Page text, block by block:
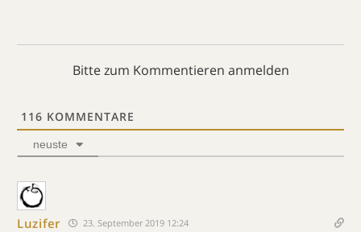
Bitte zum Kommentieren anmelden
116 KOMMENTARE
neuste
Luzifer 23. September 2019 12:24